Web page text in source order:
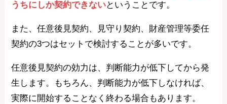
うちにしか契約できないということです。
また、任意後見契約、見守り契約、財産管理等委任
契約の3つはセットで検討することが多いです。
任意後見契約の効力は、判断能力が低下してから発
生します。もちろん、判断能力が低下しなければ、
実際に開始することなく終わる場合もあります。